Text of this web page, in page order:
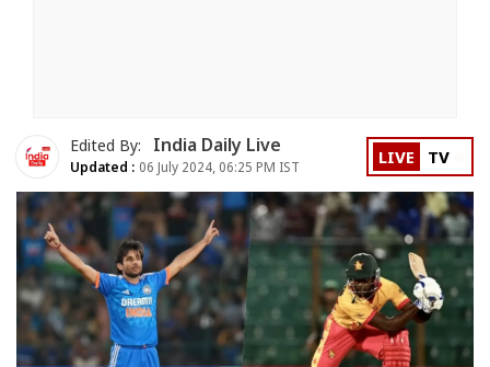
Edited By: India Daily Live
Updated : 06 July 2024, 06:25 PM IST LIVE TV